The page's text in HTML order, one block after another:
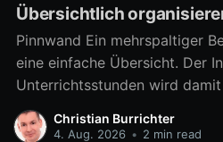
Übersichtlich
Pinnwand Ein mehrspaltiger Bereich eignet sich für
eine einfache Übersicht. Der
Unterrichtsstunden wird
übersichtlich verfügbar. Aber
Materialien für eine
Christian Burrichter
4. Aug. 2026 • 2 min read